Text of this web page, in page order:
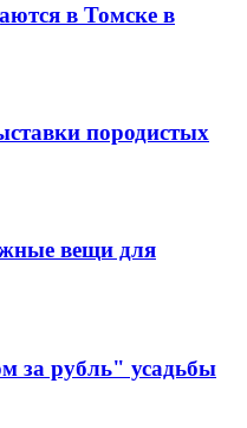
в Томске в
породистых
вещи для
за рубль" усадьбы